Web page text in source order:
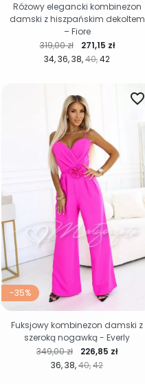
34 36 38 40 42
Cena regularna
319,00 zł Cena
271,15 zł
Różowy elegancki kombinezon
damski z hiszpańskim dekoltem
– Fiore
-35%
36 38 40 42
favorite_border
Cena regularna
349,00 zł Cena
226,85 zł
Fuksjowy kombinezon damski z
szeroką nogawką - Everly